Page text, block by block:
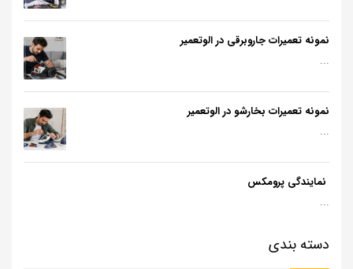
نمونه تعمیرات جاروبرقی در الوتعمیر
...
نمونه تعمیرات بخارشو در الوتعمیر
...
نمایندگی پرومکس
...
دسته بندی